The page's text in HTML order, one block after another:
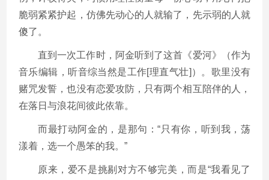
脆弱紧紧护起，仿佛先动心的人就输了，先示弱的人就
傻了。
直到一次工作时，阿金听到了这首《爱河》（作为
音乐编辑，听音综当然是工作[理直气壮]）。歌里没有
赌咒发誓，也没有恋爱攻防，只有两个相互陪伴的人，
在落日与浪花间彼此依靠。
而最打动阿金的，是那句：“只有你，听到我，荡
漾着，选一个愚笨的我。”
原来，爱不是挑剔对方不够完美，而是“我看见了